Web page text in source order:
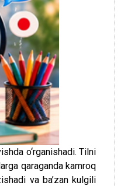
o‘rganishadi. Tilni
qaraganda kamroq
va ba’zan kulgili